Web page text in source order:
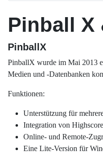
Pinball X
PinballX
PinballX wurde im Mai 2013
Medien und -Datenbanken
Funktionen:
Unterstützung für
Integration von
Online- und Remote-
Eine Lite-Version für